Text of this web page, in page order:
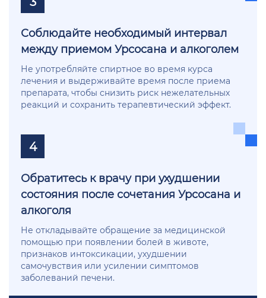
Соблюдайте необходимый интервал
между приемом Урсосана и алкоголем
Не употребляйте спиртное во время курса
лечения и выдерживайте время после приема
препарата, чтобы снизить риск нежелательных
реакций и сохранить терапевтический эффект.
4
Обратитесь к врачу при ухудшении
состояния после сочетания Урсосана и
алкоголя
Не откладывайте обращение за медицинской
помощью при появлении болей в животе,
признаков интоксикации, ухудшении
самочувствия или усилении симптомов
заболеваний печени.